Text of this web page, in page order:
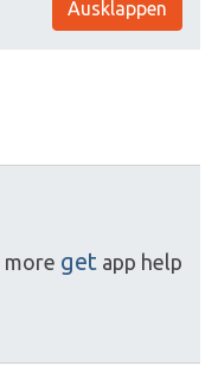
Ausklappen
more get app help